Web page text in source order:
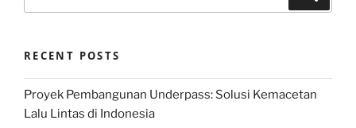
RECENT POSTS
Proyek Pembangunan Underpass: Solusi Kemacetan
Lalu Lintas di Indonesia